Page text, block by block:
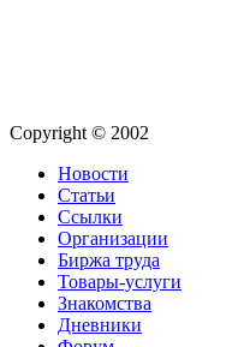
Copyright © 2002
Новости
Статьи
Ссылки
Организации
Биржа труда
Товары-услуги
Знакомства
Дневники